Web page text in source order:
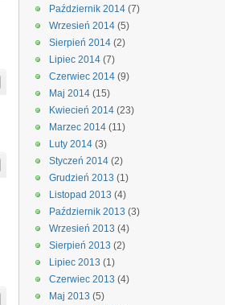
Październik 2014 (7)
Wrzesień 2014 (5)
Sierpień 2014 (2)
Lipiec 2014 (7)
Czerwiec 2014 (9)
Maj 2014 (15)
Kwiecień 2014 (23)
Marzec 2014 (11)
Luty 2014 (3)
Styczeń 2014 (2)
Grudzień 2013 (1)
Listopad 2013 (4)
Październik 2013 (3)
Wrzesień 2013 (4)
Sierpień 2013 (2)
Lipiec 2013 (1)
Czerwiec 2013 (4)
Maj 2013 (5)